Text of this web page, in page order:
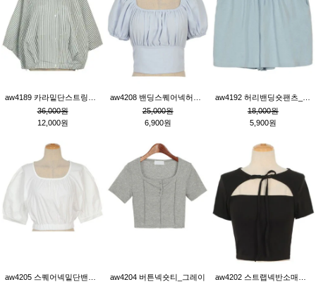
36,000원
12,000원
25,000원
6,900원
18,000원
5,900원
aw4204 버튼넥숏티_그레이